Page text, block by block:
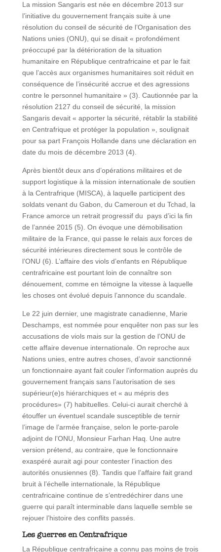
La mission Sangaris est née en décembre 2013 sur
l’initiative du gouvernement français suite à une
résolution du conseil de sécurité de l’Organisation des
Nations unies (ONU), qui se disait « profondément
préoccupé par la détérioration de la situation
humanitaire en République centrafricaine et par le fait
que l’accès aux organismes humanitaires soit réduit en
conséquence de l’insécurité accrue et des agressions
contre le personnel humanitaire » (3). Cautionnée par la
résolution 2127 du conseil de sécurité, la mission
Sangaris devait « apporter la sécurité, rétablir la stabilité
en Centrafrique et protéger la population », soulignait
pour sa part François Hollande dans une déclaration en
date du mois de décembre 2013 (4).
Après bientôt deux ans d’opérations militaires et de
support logistique à la mission internationale de soutien
à la Centrafrique (MISCA), à laquelle participent des
soldats venant du Gabon, du Cameroun et du Tchad, la
France amorce un retrait progressif du pays d’ici la fin
de l’année 2015 (5). On évoque une démobilisation
militaire de la France, qui passe le relais aux forces de
sécurité intérieures directement sous le contrôle de
l’ONU (6). L’affaire des viols d’enfants en République
centrafricaine est pourtant loin de connaître son
dénouement, comme en témoigne la vitesse à laquelle
les choses ont évolué depuis l’annonce du scandale.
Le 22 juin dernier, une magistrate canadienne, Marie
Deschamps, est nommée pour enquêter non pas sur les
accusations de viols mais sur la gestion de l’ONU de
cette affaire devenue internationale. On reproche aux
Nations unies, entre autres choses, d’avoir sanctionné
un fonctionnaire ayant fait couler l’information auprès du
gouvernement français sans l’autorisation de ses
supérieur(e)s hiérarchiques et « au mépris des
procédures» (7) habituelles. Celui-ci aurait cherché à
étouffer un éventuel scandale susceptible de ternir
l’image de l’armée française, selon le porte-parole
adjoint de l’ONU, Monsieur Farhan Haq. Une autre
version prétend, au contraire, que le fonctionnaire
exaspéré aurait agi pour contester l’inaction des
autorités onusiennes (8). Tandis que l’affaire fait grand
bruit à l’échelle internationale, la République
centrafricaine continue de s’entredéchirer dans une
guerre qui paraît interminable dans laquelle semble se
rejouer l’histoire des conflits passés.
Les guerres en Centrafrique
La République centrafricaine a connu pas moins de trois